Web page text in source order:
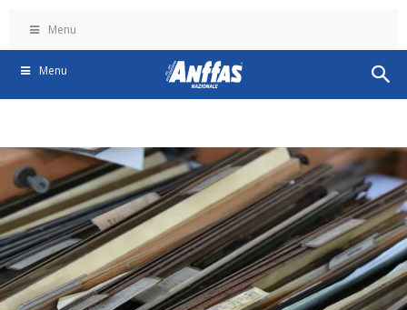
Menu
Menu